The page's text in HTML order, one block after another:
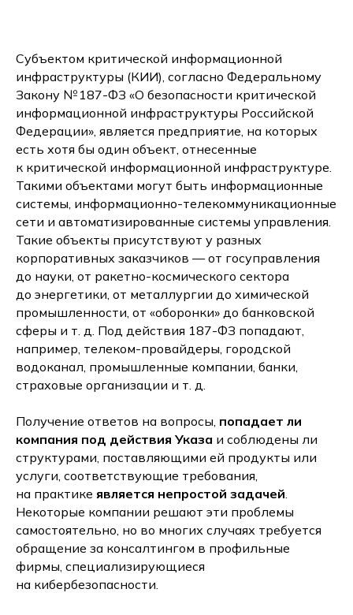
Субъектом критической информационной
инфраструктуры (КИИ), согласно Федеральному
Закону № 187-ФЗ «О безопасности критической
информационной инфраструктуры Российской
Федерации», является предприятие, на которых
есть хотя бы один объект, отнесенные
к критической информационной инфраструктуре.
Такими объектами могут быть информационные
системы, информационно-телекоммуникационные
сети и автоматизированные системы управления.
Такие объекты присутствуют у разных
корпоративных заказчиков — от госуправления
до науки, от ракетно-космического сектора
до энергетики, от металлургии до химической
промышленности, от «оборонки» до банковской
сферы и т. д. Под действия 187-ФЗ попадают,
например, телеком-провайдеры, городской
водоканал, промышленные компании, банки,
страховые организации и т. д.
Получение ответов на вопросы, попадает ли
компания под действия Указа и соблюдены ли
структурами, поставляющими ей продукты или
услуги, соответствующие требования,
на практике является непростой задачей.
Некоторые компании решают эти проблемы
самостоятельно, но во многих случаях требуется
обращение за консалтингом в профильные
фирмы, специализирующиеся
на кибербезопасности.